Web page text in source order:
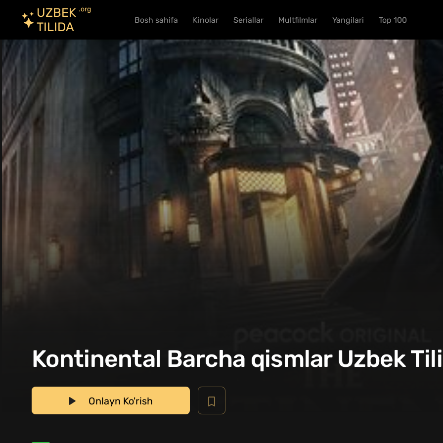
UZBEK
TILIDA
.org
Bosh sahifa Kinolar Seriallar Multfilmlar Yangilari Top 100
Kontinental Barcha qismlar Uzbek
Onlayn Ko'rish